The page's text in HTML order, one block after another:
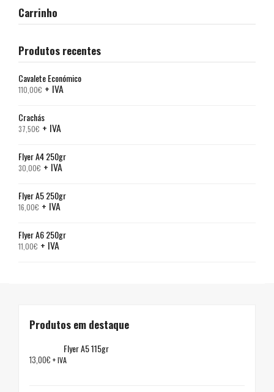
Carrinho
Produtos recentes
Cavalete Económico
110,00€ + IVA
Crachás
37,50€ + IVA
Flyer A4 250gr
30,00€ + IVA
Flyer A5 250gr
16,00€ + IVA
Flyer A6 250gr
11,00€ + IVA
Produtos em destaque
Flyer A5 115gr
13,00€ + IVA